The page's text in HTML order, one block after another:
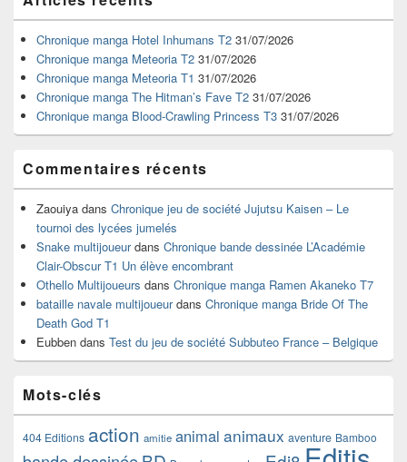
principale
de
widget
pour
barre
latérale
Chronique manga Hotel Inhumans T2 31/07/2026
Chronique manga Meteoria T2 31/07/2026
Chronique manga Meteoria T1 31/07/2026
Chronique manga The Hitman’s Fave T2 31/07/2026
Chronique manga Blood-Crawling Princess T3 31/07/2026
Commentaires récents
Zaouiya dans Chronique jeu de société Jujutsu Kaisen – Le
tournoi des lycées jumelés
Snake multijoueurdans Chronique bande dessinée L’Académie
Clair-Obscur T1 Un élève encombrant
Othello Multijoueurs dans Chronique manga Ramen Akaneko T7
bataille navale multijoueurdans Chronique manga Bride Of The
Death God T1
Eubben dans Test du jeu de société Subbuteo France – Belgique
Mots-clés
404 Editions action amitie animal animaux aventure Bamboo